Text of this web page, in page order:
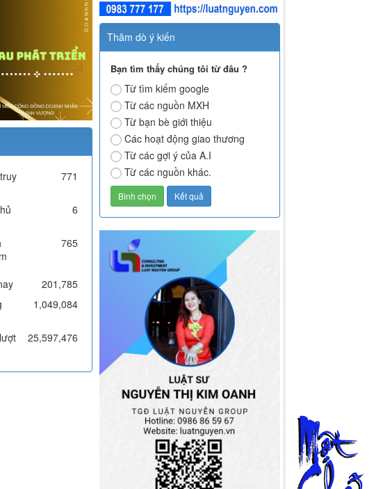
Thăm dò ý kiến
Bạn tìm thấy chúng tôi từ đâu ?
Từ tìm kiếm google
Từ các nguồn MXH
Từ bạn bè giới thiệu
Các hoạt động giao thương
Từ các gợi ý của A.I
Từ các nguồn khác.
771
6
765
201,785
1,049,084
25,597,476